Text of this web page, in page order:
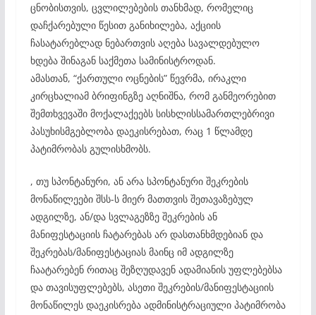
ცნობისთვის, ცვლილებების თანხმად, რომელიც
დაჩქარებული წესით განიხილება, აქციის
ჩასატარებლად ნებართვის აღება სავალდებულო
ხდება შინაგან საქმეთა სამინისტროდან.
ამასთან, “ქართული ოცნების” წევრმა, ირაკლი
კირცხალიამ ბრიფინგზე აღნიშნა, რომ განმეორებით
შემთხვევაში მოქალაქეებს სისხლისსამართლებრივი
პასუხისმგებლობა დაეკისრებათ, რაც 1 წლამდე
პატიმრობას გულისხმობს.
, თუ სპონტანური, ან არა სპონტანური შეკრების
მონაწილეები შსს-ს მიერ მათთვის შეთავაზებულ
ადგილზე, ან/და სვლაგეზზე შეკრების ან
მანიფესტაციის ჩატარებას არ დასთანხმდებიან და
შეკრებას/მანიფესტაციას მაინც იმ ადგილზე
ჩაატარებენ რითაც შეზღუდავენ ადამიანის უფლებებსა
და თავისუფლებებს, ასეთი შეკრების/მანიფესტაციის
მონაწილეს დაეკისრება ადმინისტრაციული პატიმრობა